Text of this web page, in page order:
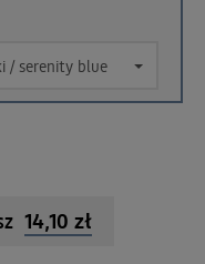
/ serenity blue
14,10 zł